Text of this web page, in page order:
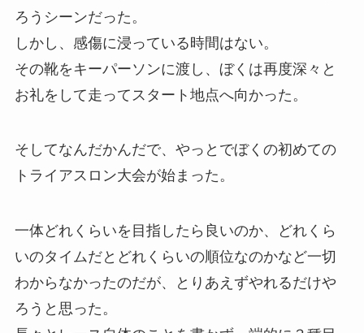
ろうシーンだった。
しかし、感傷に浸っている時間はない。
その靴をキーパーソンに渡し、ぼくは再度深々と
お礼をして走ってスタート地点へ向かった。
そしてなんだかんだで、やっとでぼくの初めての
トライアスロン大会が始まった。
一体どれくらいを目指したら良いのか、どれくら
いのタイムだとどれくらいの順位なのかなど一切
わからなかったのだが、とりあえずやれるだけや
ろうと思った。